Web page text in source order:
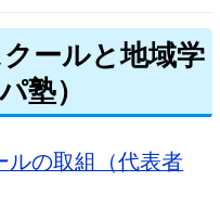
ールと地域学
塾）
ルの取組（代表者